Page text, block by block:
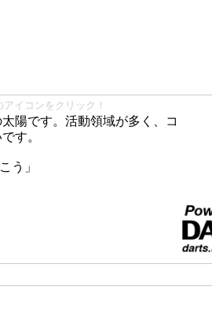
イコンをクリック！
陽です。活動領域が多く、コ
す。
う」